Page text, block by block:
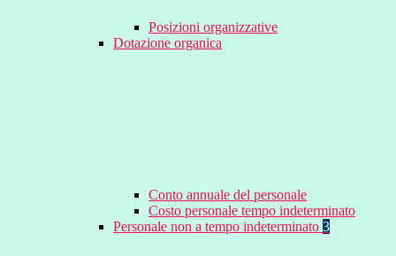
Posizioni organizzative
Dotazione organica
Conto annuale del personale
Costo personale tempo indeterminato
Personale non a tempo indeterminato 3